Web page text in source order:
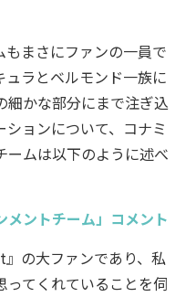
まさにファンの一員で
ュラとベルモンド一族に
細かな部分にまで注ぎ込
ョンについて、コナミ
ームは以下のように述べ
メントチーム」コメント
の大ファンであり、私
ってくれていることを伺